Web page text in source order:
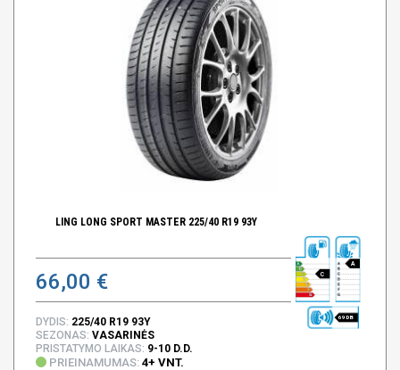
LING LONG SPORT MASTER 225/40 R19 93Y
66,00 € C
A
69 DB
DYDIS: 225/40 R19 93Y
SEZONAS: VASARINĖS
PRISTATYMO LAIKAS: 9-10 D.D.
PRIEINAMUMAS: 4+ VNT.